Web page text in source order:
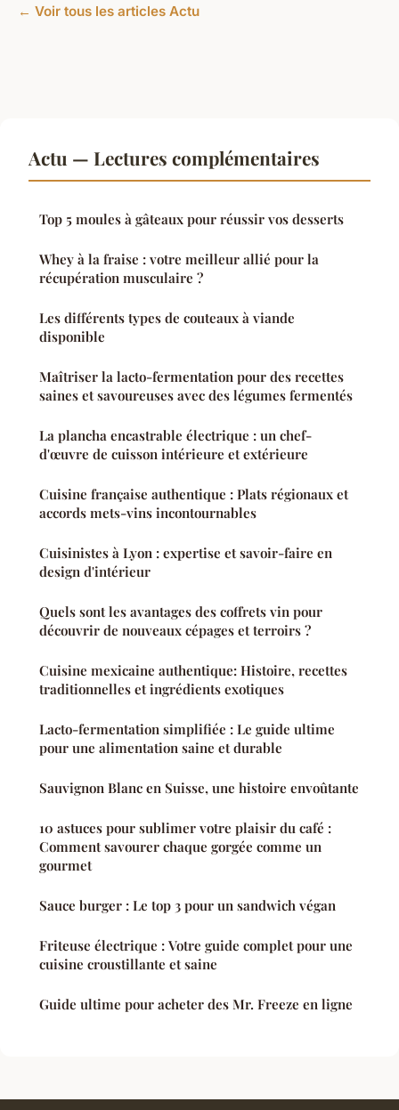
← Voir tous les articles Actu
Actu — Lectures complémentaires
Top 5 moules à gâteaux pour réussir vos desserts
Whey à la fraise : votre meilleur allié pour la
récupération musculaire ?
Les différents types de couteaux à viande
disponible
Maîtriser la lacto-fermentation pour des recettes
saines et savoureuses avec des légumes fermentés
La plancha encastrable électrique : un chef-
d'œuvre de cuisson intérieure et extérieure
Cuisine française authentique : Plats régionaux et
accords mets-vins incontournables
Cuisinistes à Lyon : expertise et savoir-faire en
design d'intérieur
Quels sont les avantages des coffrets vin pour
découvrir de nouveaux cépages et terroirs ?
Cuisine mexicaine authentique: Histoire, recettes
traditionnelles et ingrédients exotiques
Lacto-fermentation simplifiée : Le guide ultime
pour une alimentation saine et durable
Sauvignon Blanc en Suisse, une histoire envoûtante
10 astuces pour sublimer votre plaisir du café :
Comment savourer chaque gorgée comme un
gourmet
Sauce burger : Le top 3 pour un sandwich végan
Friteuse électrique : Votre guide complet pour une
cuisine croustillante et saine
Guide ultime pour acheter des Mr. Freeze en ligne